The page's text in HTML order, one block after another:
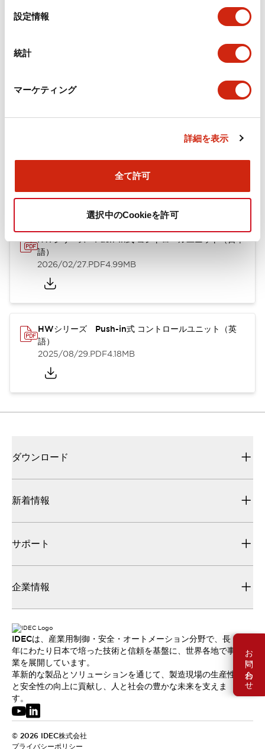
設定情報
統計
マーケティング
詳細を表示
全て許可
選択中のCookieを許可
お問い合わせ
環境仕様
機械的仕様
カタログ 取扱説明書 CAD 規格・認証 技術文書
HWシリーズ Push-in式 コントロールユニット（日本
語）
2026/02/27.PDF4.99MB
HWシリーズ Push-in式 コントロールユニット（英
語）
2025/08/29.PDF4.18MB
ダウンロード
新着情報
サポート
企業情報
IDECは、産業用制御・安全・オートメーション分野で、長
年にわたり日本で培った技術と信頼を基盤に、世界各地で事
業を展開しています。
革新的な製品とソリューションを通じて、製造現場の生産性
と安全性の向上に貢献し、人と社会の豊かな未来を支えま
す。
© 2026 IDEC株式会社
プライバシーポリシー